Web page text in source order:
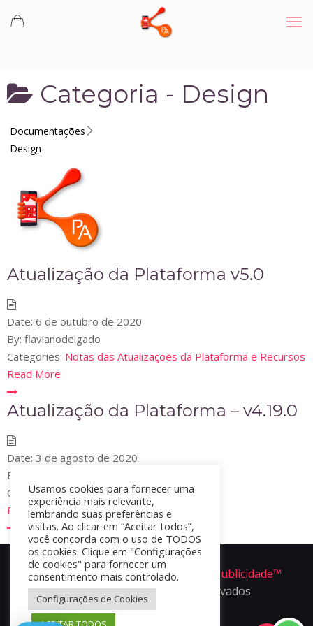
Categoria - Design
Documentações
Design
Atualização da Plataforma v5.0
Date: 6 de outubro de 2020
By: flavianodelgado
Categories: Notas das Atualizações da Plataforma e Recursos
Read More
Atualização da Plataforma – v4.19.0
Date: 3 de agosto de 2020
By:
Categories:
Read More
Portal Apper é um produto da
Ofir Publicidade™
2024 - Todos os direitos reservados
Usamos cookies para fornecer uma
experiência mais relevante,
lembrando suas preferências e
visitas. Ao clicar em “Aceitar todos”,
você concorda com o uso de TODOS
os cookies. Clique em "Configurações
de cookies" para fornecer um
consentimento mais controlado.
Configurações de Cookies